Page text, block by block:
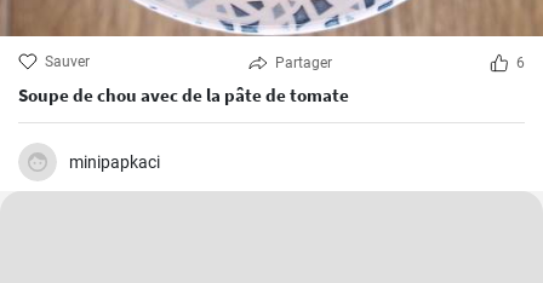
Sauver Partager 6
Soupe de chou avec de la pâte de tomate
minipapkaci